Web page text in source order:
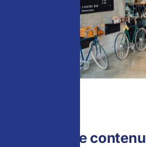
Création de contenu